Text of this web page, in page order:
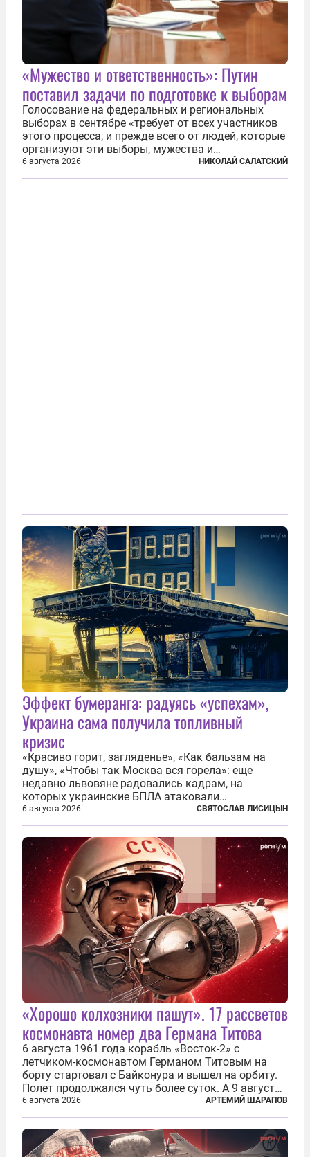
«Мужество и ответственность»: Путин
поставил задачи по подготовке к выборам
Голосование на федеральных и региональных
выборах в сентябре «требует от всех участников
этого процесса, и прежде всего от людей, которые
организуют эти выборы, мужества и
ответственного отношения к формированию
власти», — подчеркнул президент Владимир Путин
6 августа 2026 НИКОЛАЙ САЛАТСКИЙ
Эффект бумеранга: радуясь «успехам»,
Украина сама получила топливный
кризис
«Красиво горит, загляденье», «Как бальзам на
душу», «Чтобы так Москва вся горела»: еще
недавно львовяне радовались кадрам, на
которых украинские БПЛА атаковали
нефтеперерабатывающие предприятия России. В
скором времени оказалось, что в «эту игру можно
играть вдвоем» — российские дроны только за...
6 августа 2026 СВЯТОСЛАВ ЛИСИЦЫН
«Хорошо колхозники пашут». 17 рассветов
космонавта номер два Германа Титова
6 августа 1961 года корабль «Восток-2» с
летчиком-космонавтом Германом Титовым на
борту стартовал с Байконура и вышел на орбиту.
Полет продолжался чуть более суток. А 9 августа
второй человек в космосе получил звезду Героя
Советского Союза и орден Ленина. Миссия Титова
зачастую находится несколько...
6 августа 2026 АРТЕМИЙ ШАРАПОВ